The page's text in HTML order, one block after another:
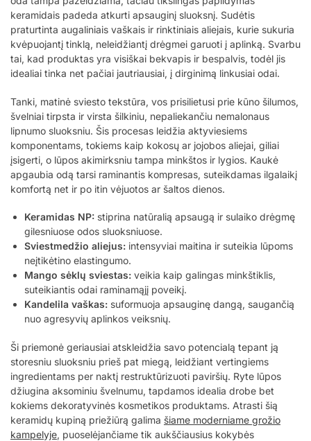
keramidais padeda atkurti apsauginį sluoksnį. Sudėtis
praturtinta augaliniais vaškais ir rinktiniais aliejais, kurie sukuria
kvėpuojantį tinklą, neleidžiantį drėgmei garuoti į aplinką. Svarbu
tai, kad produktas yra visiškai bekvapis ir bespalvis, todėl jis
idealiai tinka net pačiai jautriausiai, į dirginimą linkusiai odai.
Tanki, matinė sviesto tekstūra, vos prisilietusi prie kūno šilumos,
švelniai tirpsta ir virsta šilkiniu, nepaliekančiu nemalonaus
lipnumo sluoksniu. Šis procesas leidžia aktyviesiems
komponentams, tokiems kaip kokosų ar jojobos aliejai, giliai
įsigerti, o lūpos akimirksniu tampa minkštos ir lygios. Kaukė
apgaubia odą tarsi raminantis kompresas, suteikdamas ilgalaikį
komfortą net ir po itin vėjuotos ar šaltos dienos.
Keramidas NP: stiprina natūralią apsaugą ir sulaiko drėgmę
gilesniuose odos sluoksniuose.
Sviestmedžio aliejus: intensyviai maitina ir suteikia lūpoms
neįtikėtino elastingumo.
Mango sėklų sviestas: veikia kaip galingas minkštiklis,
suteikiantis odai raminamąjį poveikį.
Kandelila vaškas: suformuoja apsauginę dangą, saugančią
nuo agresyvių aplinkos veiksnių.
Ši priemonė geriausiai atskleidžia savo potencialą tepant ją
storesniu sluoksniu prieš pat miegą, leidžiant vertingiems
ingredientams per naktį restruktūrizuoti paviršių. Ryte lūpos
džiugina aksominiu švelnumu, tapdamos idealia drobe bet
kokiems dekoratyvinės kosmetikos produktams. Atrasti šią
keramidų kupiną priežiūrą galima šiame moderniame grožio
kampelyje, puoselėjančiame tik aukščiausius kokybės